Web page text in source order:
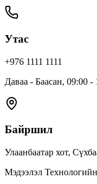
Утас
+976 1111 1111
Даваа - Баасан, 09:00 -
Байршил
Улаанбаатар хот,
Мэдээлэл